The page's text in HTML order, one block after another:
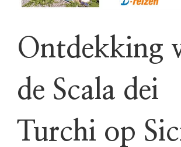
Ontdekking
de Scala dei
Turchi op